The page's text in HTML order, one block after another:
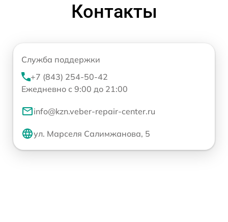
Контакты
Служба поддержки
+7 (843) 254-50-42
Ежедневно с 9:00 до 21:00
info@kzn.veber-repair-center.ru
ул. Марселя Салимжанова, 5